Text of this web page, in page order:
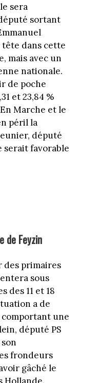
sera
sortant
dans cette
mais avec un
nationale.
de poche
et 23,84 %
Marche et le
péril la
député
favorable
de Feyzin
des primaires
sous
des 11 et 18
a de
une
député PS
frondeurs
gâché le